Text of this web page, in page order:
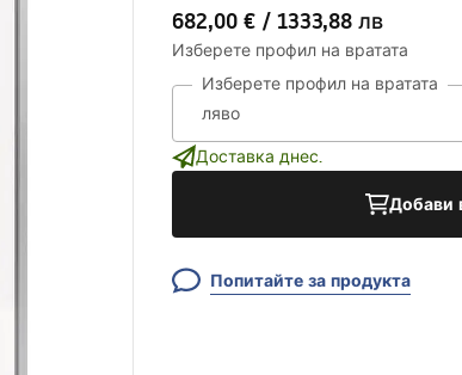
682,00 € / 1333,88 лв
Изберете профил на вратата
Изберете профил на вратата
Доставка днес.
Добави
Попитайте за продукта